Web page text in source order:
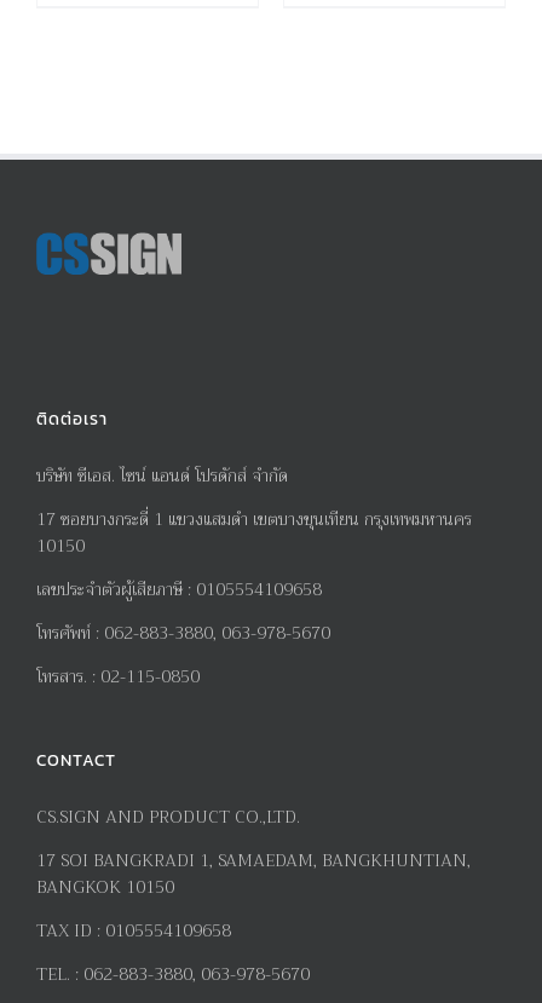
ติดต่อเรา
บริษัท ซีเอส. ไซน์ แอนด์ โปรดักส์ จำกัด
17ซอยบางกระดี่ 1 แขวงแสมดำ เขตบางขุนเทียน กรุงเทพมหานคร
10150
เลขประจำตัวผู้เสียภาษี : 0105554109658
โทรศัพท์ : 062-883-3880, 063-978-5670
โทรสาร. : 02-115-0850
CONTACT
CS.SIGN AND PRODUCT CO.,LTD.
17 SOI BANGKRADI 1, SAMAEDAM, BANGKHUNTIAN,
BANGKOK 10150
TAX ID : 0105554109658
TEL. : 062-883-3880, 063-978-5670